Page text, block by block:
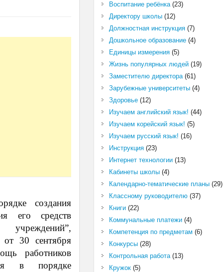
создания
его средств
учреждений”,
от 30 сентября
работников
в порядке
Воспитание ребёнка(23)
Директору школы(12)
Должностная инструкция(7)
Дошкольное образование(4)
Единицы измерения(5)
Жизнь популярных людей(19)
Заместителю директора(61)
Зарубежные университеты(4)
Здоровье(12)
Изучаем английский язык! (44)
Изучаем корейский язык! (5)
Изучаем русский язык! (16)
Инструкция(23)
Интернет технологии(13)
Кабинеты школы(4)
Календарно-тематические планы(29)
Классному руководителю(37)
Книги(22)
Коммунальные платежи(4)
Компетенция по предметам (6)
Конкурсы(28)
Контрольная работа(13)
Кружок(5)